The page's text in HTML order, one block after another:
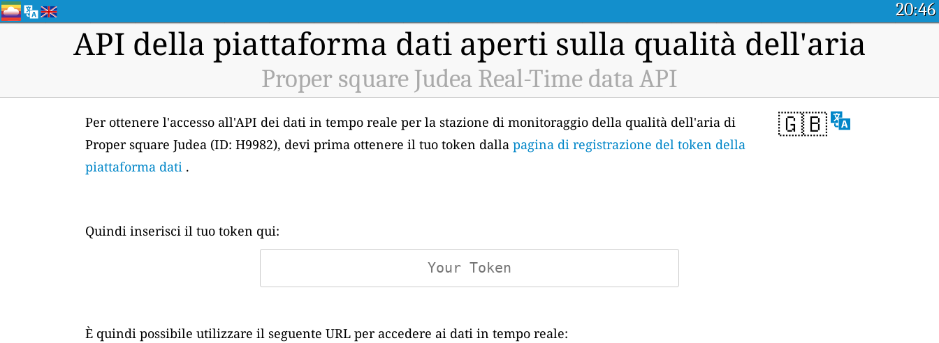
20:46
API della piattaforma dati aperti sulla qualità dell'aria
Proper square Judea Real-Time data API
🇬🇧
Per ottenere l'accesso all'API dei dati in tempo reale per la stazione di monitoraggio della qualità dell'aria di
Proper square Judea (ID: H9982), devi prima ottenere il tuo token dalla pagina di registrazione del token della
piattaforma dati .
Quindi inserisci il tuo token qui:
È quindi possibile utilizzare il seguente URL per accedere ai dati in tempo reale: